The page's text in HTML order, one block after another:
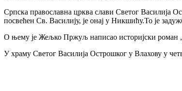
Српска православна црква слави Светог Василија
посвећен Св. Василију, је онај у Никшићу.То је
О њему је Жељко Пржуљ написао историјски роман
У храму Светог Василија Острошког у Влахову у